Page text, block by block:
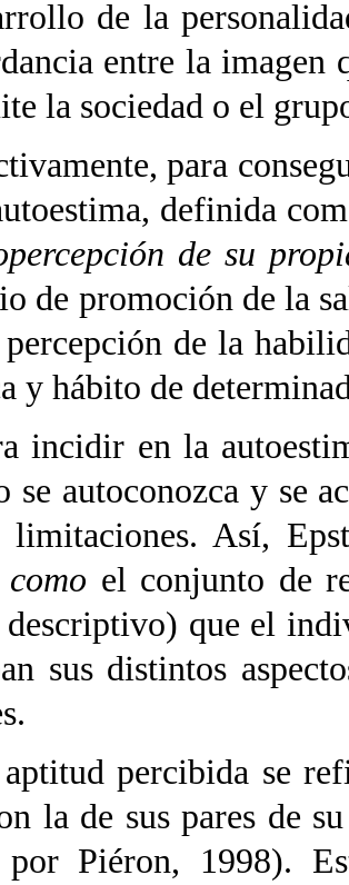
de la
entre la
la sociedad o el
para
definida
de su
de promoción de la
de la
y hábito de
en la
se autoconozca y se
limitaciones. Así,
el conjunto de
que el
sus distintos
percibida se
la de sus pares de
por Piéron, 1998).